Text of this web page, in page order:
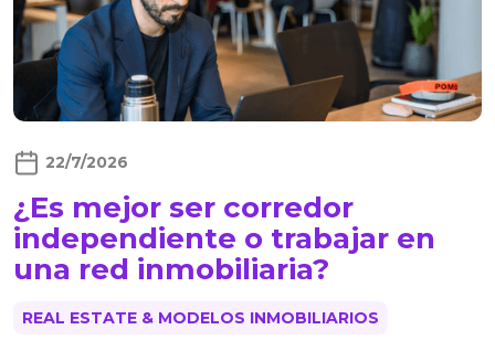
22/7/2026
¿Es mejor ser corredor
independiente o trabajar en
una red inmobiliaria?
REAL ESTATE & MODELOS INMOBILIARIOS